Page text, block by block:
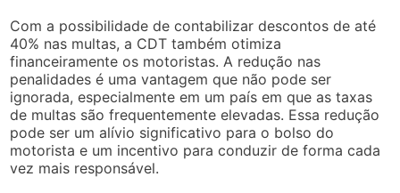
Com a possibilidade de contabilizar descontos de até
40% nas multas, a CDT também otimiza
financeiramente os motoristas. A redução nas
penalidades é uma vantagem que não pode ser
ignorada, especialmente em um país em que as taxas
de multas são frequentemente elevadas. Essa redução
pode ser um alívio significativo para o bolso do
motorista e um incentivo para conduzir de forma cada
vez mais responsável.